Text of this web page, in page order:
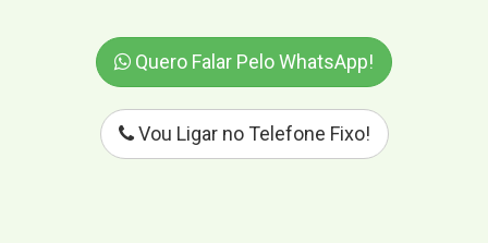
Quero Falar Pelo WhatsApp!
Vou Ligar no Telefone Fixo!